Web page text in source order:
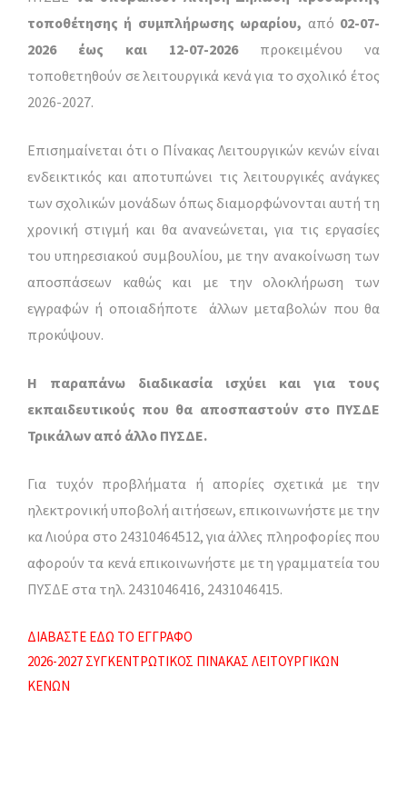
τοποθέτησης ή συμπλήρωσης ωραρίου, από 02-07-
2026 έως και 12-07-2026 προκειμένου να
τοποθετηθούν σε λειτουργικά κενά για το σχολικό έτος
2026-2027.
Επισημαίνεται ότι ο Πίνακας Λειτουργικών κενών είναι
ενδεικτικός και αποτυπώνει τις λειτουργικές ανάγκες
των σχολικών μονάδων όπως διαμορφώνονται αυτή τη
χρονική στιγμή και θα ανανεώνεται, για τις εργασίες
του υπηρεσιακού συμβουλίου, με την ανακοίνωση των
αποσπάσεων καθώς και με την ολοκλήρωση των
εγγραφών ή οποιαδήποτε άλλων μεταβολών που θα
προκύψουν.
Η παραπάνω διαδικασία ισχύει και για τους
εκπαιδευτικούς που θα αποσπαστούν στο ΠΥΣΔΕ
Τρικάλων από άλλο ΠΥΣΔΕ.
Για τυχόν προβλήματα ή απορίες σχετικά με την
ηλεκτρονική υποβολή αιτήσεων, επικοινωνήστε με την
κα Λιούρα στο 24310464512, για άλλες πληροφορίες που
αφορούν τα κενά επικοινωνήστε με τη γραμματεία του
ΠΥΣΔΕ στα τηλ. 2431046416, 2431046415.
ΔΙΑΒΑΣΤΕ ΕΔΩ ΤΟ ΕΓΓΡΑΦΟ
2026-2027 ΣΥΓΚΕΝΤΡΩΤΙΚΟΣ ΠΙΝΑΚΑΣ ΛΕΙΤΟΥΡΓΙΚΩΝ
ΚΕΝΩΝ